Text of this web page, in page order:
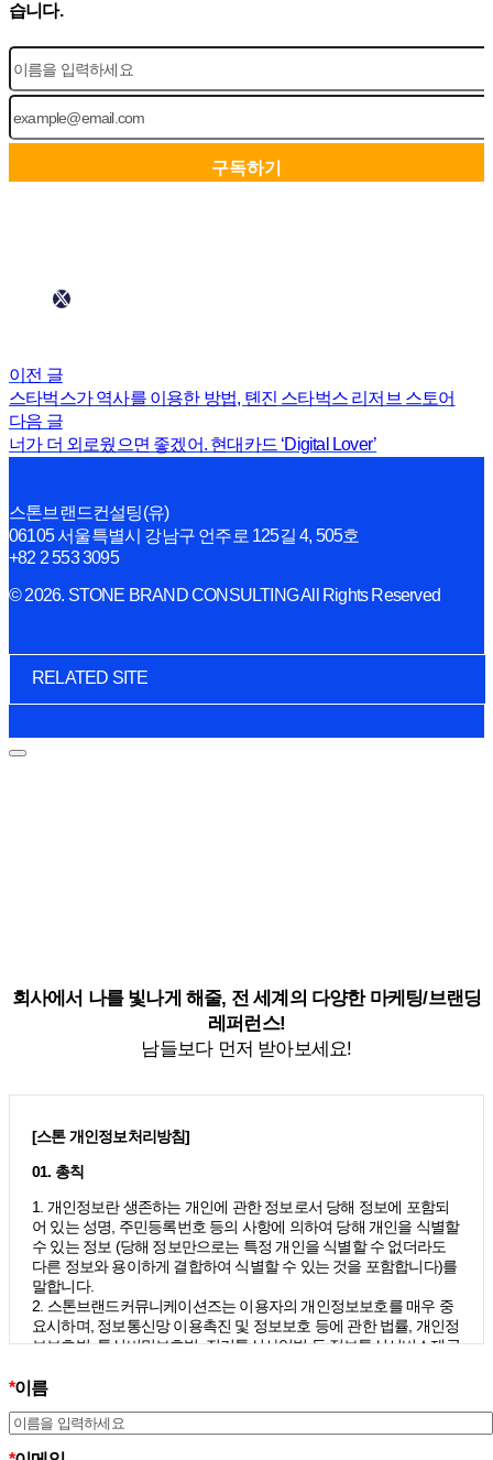
습니다.
이전 글
스타벅스가 역사를 이용한 방법, 톈진 스타벅스 리저브 스토어
다음 글
너가 더 외로웠으면 좋겠어. 현대카드 ‘Digital Lover’
스톤브랜드컨설팅(유)
06105 서울특별시 강남구 언주로 125길 4, 505호
+82 2 553 3095
© 2026. STONE BRAND CONSULTING All Rights Reserved
RELATED SITE
회사에서 나를 빛나게 해줄, 전 세계의 다양한 마케팅/브랜딩
레퍼런스!
남들보다 먼저 받아보세요!
[스톤 개인정보처리방침]
01. 총칙
1. 개인정보란 생존하는 개인에 관한 정보로서 당해 정보에 포함되
어 있는 성명, 주민등록번호 등의 사항에 의하여 당해 개인을 식별할
수 있는 정보 (당해 정보만으로는 특정 개인을 식별할 수 없더라도
다른 정보와 용이하게 결합하여 식별할 수 있는 것을 포함합니다)를
말합니다.
2. 스톤브랜드커뮤니케이션즈는 이용자의 개인정보보호를 매우 중
요시하며, 정보통신망 이용촉진 및 정보보호 등에 관한 법률, 개인정
보보호법, 통신비밀보호법, 전기통신사업법 등 정보통신서비스제공
개인정보처리방침을 통하여 이용자가 제공하는 개인정보가 어떠한
치가 취해지고 있는지 알려드립니다.
*이름